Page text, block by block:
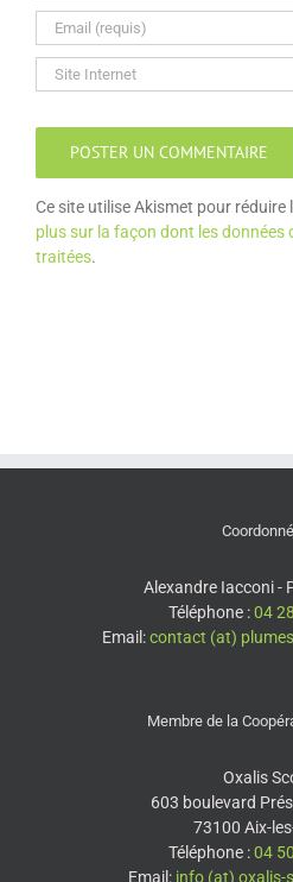
Ce site utilise Akismet pour réduire
plus sur la façon dont les données
traitées.
Alexandre Iacconi -
Téléphone :04
Email:contact (at)
Membre de la
Oxalis
603 boulevard
73100 Aix-
Téléphone :04
Email: info (at) oxalis-